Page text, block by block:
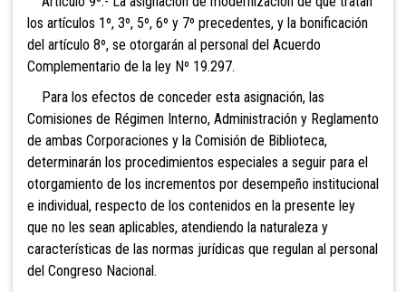
los artículos 1º, 3º, 5º, 6º y 7º precedentes, y la bonificación
del artículo 8º, se otorgarán al personal del Acuerdo
Complementario de la ley Nº 19.297.
Para los efectos de conceder esta asignación, las
Comisiones de Régimen Interno, Administración y Reglamento
de ambas Corporaciones y la Comisión de Biblioteca,
determinarán los procedimientos especiales a seguir para el
otorgamiento de los incrementos por desempeño institucional
e individual, respecto de los contenidos en la presente ley
que no les sean aplicables, atendiendo la naturaleza y
características de las normas jurídicas que regulan al personal
del Congreso Nacional.